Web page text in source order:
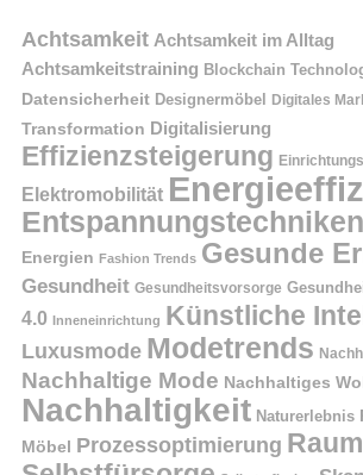
Achtsamkeit Achtsamkeit im Alltag
Achtsamkeitstraining Blockchain
Datensicherheit Designermöbel Digitales
Transformation Digitalisierung
Effizienzsteigerung
Elektromobilität
Entspannungstechniken
Energien Fashion Trends Gesunde
Gesundheit Gesundheitsvorsorge
4.0 Inneneinrichtung Künstliche
Luxusmode Modetrends
Nachhaltige Mode Nachhaltiges
Nachhaltigkeit Naturerlebnis
Möbel Prozessoptimierung